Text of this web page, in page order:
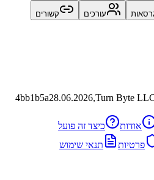
עורכים קשורים
4bb1b5a28.06.2026,
כיצד זה פועל
תנאי שימוש